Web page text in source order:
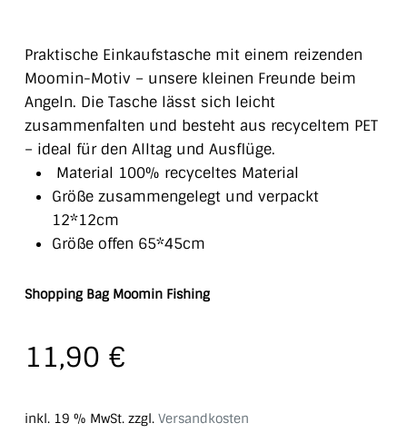
Praktische Einkaufstasche mit einem reizenden
Moomin-Motiv – unsere kleinen Freunde beim
Angeln. Die Tasche lässt sich leicht
zusammenfalten und besteht aus recyceltem PET
– ideal für den Alltag und Ausflüge.
Material 100% recyceltes Material
Größe zusammengelegt und verpackt
12*12cm
Größe offen 65*45cm
Shopping Bag Moomin Fishing
11,90 €
inkl. 19 % MwSt. zzgl. Versandkosten